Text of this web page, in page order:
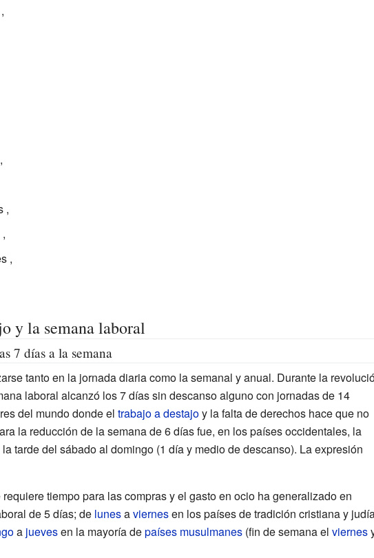
,
,
y la semana laboral
7 días a la semana
tanto en la jornada diaria como la semanal y anual. Durante la
laboral alcanzó los 7 días sin descanso alguno con jornadas de 14
del mundo donde el trabajo a destajoy la falta de derechos hace que no
la reducción de la semana de 6 días fue, en los países occidentales, la
tarde del sábado al domingo (1 día y medio de descanso). La expresión
tiempo para las compras y el gasto en ocio ha generalizado en
de 5 días; de lunesaviernesen los países de tradición cristiana y
a juevesen la mayoría depaíses musulmanes(fin de semana el viernes